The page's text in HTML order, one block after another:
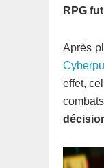
RPG
Après
effet,